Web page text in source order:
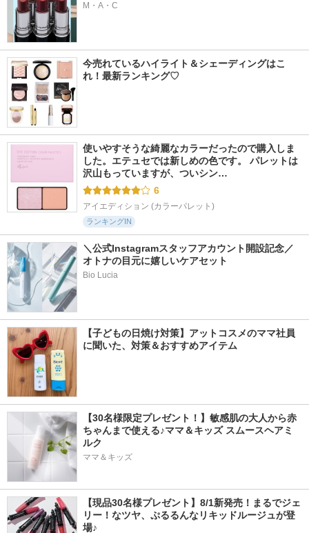
M・A・C
今売れているハイライト＆シェーディングはこ
れ！最新ランキング♡
使いやすそうな綺麗なカラーだったので購入しま
した。エテュセでは新しめの色です。 パレットは
沢山もっていますが、ついシン…
6
アイエディション (カラーパレット)
ランキングIN
＼公式Instagramスタッフアカウント開設記念／
オトナの目元に嬉しいケアセット
Bio Lucia
【子どもの日焼け対策】アットコスメのママ社員
に聞いた、対策＆おすすめアイテム
【30名様限定プレゼント！】敏感肌の大人から赤
ちゃんまで使える♪ママ＆キッズ スムースヘアミ
ルク
ママ＆キッズ
【現品30名様プレゼント】8/1新発売！まるでジェ
リー！なツヤ、ぷるるんなリキッドルージュが登
場♪